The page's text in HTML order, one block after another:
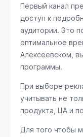
Первый канал
доступ к
аудитории. Это
оптимальное
Алексеевском,
программы.
При выборе
учитывать не
продукта, ЦА и
Для того чтобы